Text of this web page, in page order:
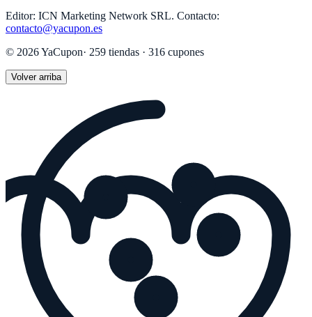
Editor: ICN Marketing Network SRL. Contacto:
contacto@yacupon.es
© 2026YaCupon· 259 tiendas · 316 cupones
Volver arriba